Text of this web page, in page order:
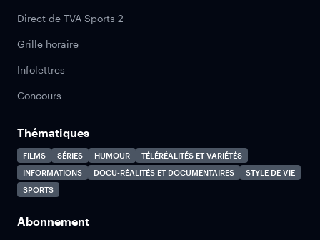
Direct de TVA Sports 2
Grille horaire
Infolettres
Concours
Thématiques
FILMS SÉRIES HUMOUR
TÉLÉRÉALITÉS ET VARIÉTÉS
INFORMATIONS
DOCU-RÉALITÉS ET DOCUMENTAIRES
STYLE DE VIE
SPORTS
Abonnement